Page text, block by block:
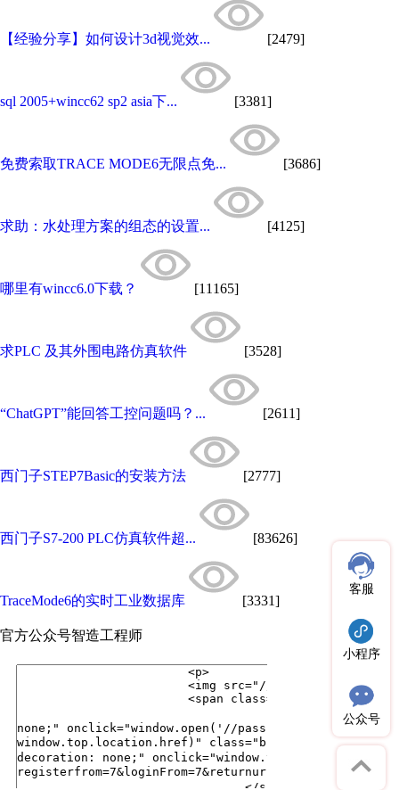
【经验分享】如何设计3d视觉效... [2479]
sql 2005+wincc62 sp2 asia下... [3381]
免费索取TRACE MODE6无限点免... [3686]
求助：水处理方案的组态的设置... [4125]
哪里有wincc6.0下载？ [11165]
求PLC 及其外围电路仿真软件 [3528]
“ChatGPT”能回答工控问题吗？... [2611]
西门子STEP7Basic的安装方法 [2777]
西门子S7-200 PLC仿真软件超... [83626]
TraceMode6的实时工业数据库 [3331]
官方公众号智造工程师
客服
小程序
公众号